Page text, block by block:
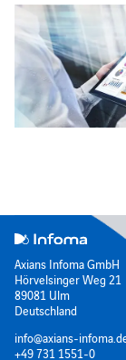
Axians Infoma GmbH
Hörvelsinger Weg 21
89081 Ulm
Deutschland
info@axians-
+49 731 1551-0